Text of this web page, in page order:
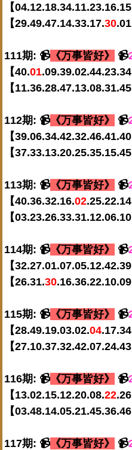
【
【29.49.47.14.33.17.30
111期: 📹 《万事皆好》 📹
【40.01
【
112期: 📹 《万事皆好》 📹
【
【
113期: 📹 《万事皆好》 📹
【40.36.32.16.02
【
114期: 📹 《万事皆好》 📹
【
【26.31.30
115期: 📹 《万事皆好》 📹
【28.49.19.03.02.04
【
116期: 📹 《万事皆好》 📹
【13.02.15.12.20.08.22
【
117期: 📹 《万事皆好》 📹